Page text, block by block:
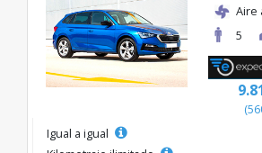
Aire
5
Igual a igual